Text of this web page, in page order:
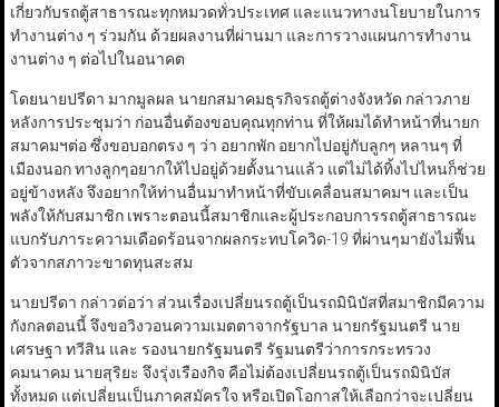
เกี่ยวกับรถตู้สาธารณะทุกหมวดทั่วประเทศ และแนวทางนโยบายในการ
ทำงานต่าง ๆ ร่วมกัน ด้วยผลงานที่ผ่านมา และการวางแผนการทำงาน
งานต่าง ๆ ต่อไปในอนาคต
โดยนายปรีดา มากมูลผล นายกสมาคมธุรกิจรถตู้ต่างจังหวัด กล่าวภาย
หลังการประชุมว่า ก่อนอื่นต้องขอบคุณทุกท่าน ที่ให้ผมได้ทำหน้าที่นายก
สมาคมฯต่อ ซึ่งขอบอกตรง ๆ ว่า อยากพัก อยากไปอยู่กับลูกๆ หลานๆ ที่
เมืองนอก ทางลูกๆอยากให้ไปอยู่ด้วยตั้งนานแล้ว แต่ไม่ได้ทิ้งไปไหนก็ช่วย
อยู่ข้างหลัง จึงอยากให้ท่านอื่นมาทำหน้าที่ขับเคลื่อนสมาคมฯ และเป็น
พลังให้กับสมาชิก เพราะตอนนี้สมาชิกและผู้ประกอบการรถตู้สาธารณะ
แบกรับภาระความเดือดร้อนจากผลกระทบโควิด-19 ที่ผ่านๆมายังไม่ฟื้น
ตัวจากสภาวะขาดทุนสะสม
นายปรีดา กล่าวต่อว่า ส่วนเรื่องเปลี่ยนรถตู้เป็นรถมินิบัสที่สมาชิกมีความ
กังกลตอนนี้ จึงขอวิงวอนความเมตตาจากรัฐบาล นายกรัฐมนตรี นาย
เศรษฐา ทวีสิน และ รองนายกรัฐมนตรี รัฐมนตรีว่าการกระทรวง
คมนาคม นายสุริยะ จึงรุ่งเรืองกิจ คือไม่ต้องเปลี่ยนรถตู้เป็นรถมินิบัส
ทั้งหมด แต่เปลี่ยนเป็นภาคสมัครใจ หรือเปิดโอกาสให้เลือกว่าจะเปลี่ยน